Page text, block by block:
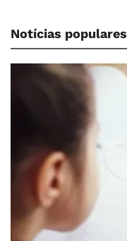
Notícias populares